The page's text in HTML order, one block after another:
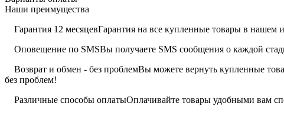
Наши преимущества
Гарантия 12 месяцевГарантия на все купленные товары в нашем
Оповещение по SMSВы получаете SMS сообщения о каждой
Возврат и обмен - без проблемВы можете вернуть купленные
без проблем!
Различные способы оплатыОплачивайте товары удобными вам